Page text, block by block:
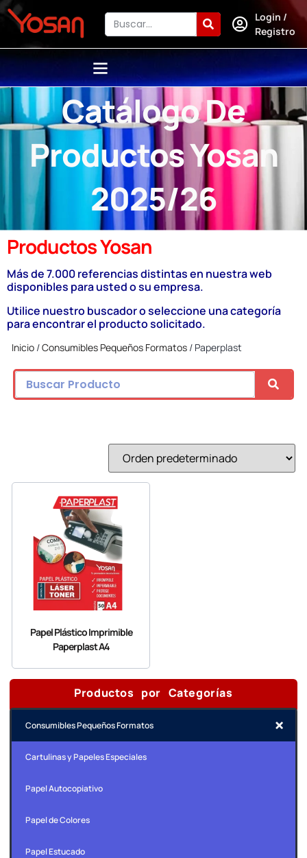
Login /
Registro
Catálogo De
Productos Yosan
2025/26
Productos Yosan
Más de 7.000 referencias distintas en nuestra web
disponibles para usted o su empresa.
Utilice nuestro buscador o seleccione una categoría
para encontrar el producto solicitado.
Productos por Categorías
Consumibles Pequeños Formatos
Cartulinas y Papeles Especiales
Papel Autocopiativo
Papel de Colores
Papel Estucado
Inicio /Consumibles Pequeños Formatos / Paperplast
Papel Plástico Imprimible
Paperplast A4